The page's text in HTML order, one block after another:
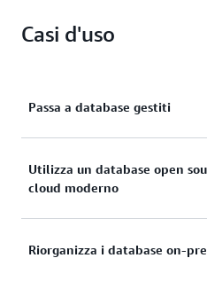
Casi d'uso
Passa a database gestiti
Esegui la migrazione da
servizi cloud on-premises
Utilizza un database open
cloud moderno
migliorare la disponibilità,
Riorganizza i database on-